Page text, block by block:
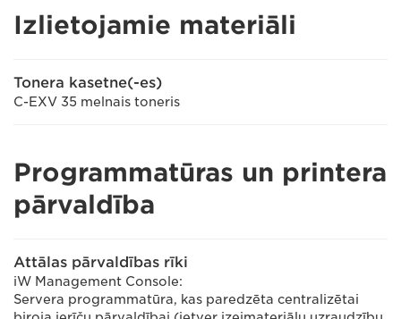
Izlietojamie materiāli
Tonera kasetne(-es)
C-EXV 35 melnais toneris
Programmatūras un printera
pārvaldība
Attālas pārvaldības rīki
iW Management Console:
Servera programmatūra, kas paredzēta centralizētai